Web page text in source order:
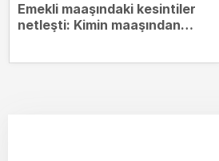
Emekli maaşındaki kesintiler
netleşti: Kimin maaşından